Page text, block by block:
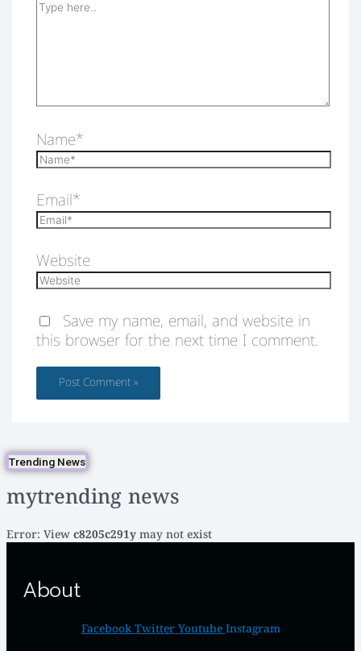
Name*
Email*
Website
Save my name, email, and website in
this browser for the next time I comment.
Trending News
mytrending news
Error: View c8205c291y may not exist
About
Facebook Twitter Youtube Instagram